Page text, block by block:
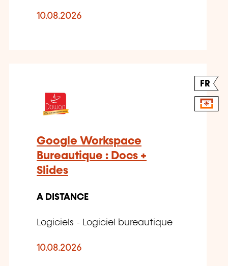
10.08.2026
FR
Google Workspace
Bureautique : Docs +
Slides
A DISTANCE
Logiciels - Logiciel bureautique
10.08.2026